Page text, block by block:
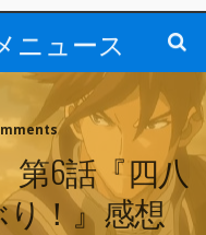
ニュース
6話『四八
！』感想